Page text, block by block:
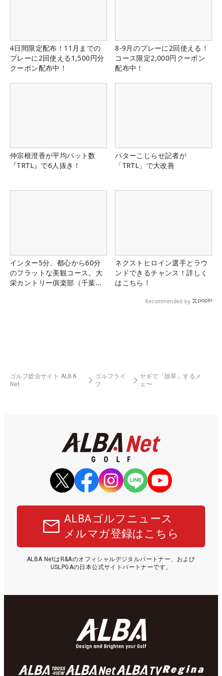
4日間限定配布！11月までの
プレーに2回使える1,500円分
クーポン配布中！
8-9月のプレーに2回使える！
コース限定2,000円クーポン
配布中！
仲宗根澄香が平均パット数
『TRTL』で6人抜き！
パターこじらせ記者が
「TRTL」で大改善
インター5分、都心から60分
のフラットな美観コース。大
栄カントリー俱楽部（千葉
ネクストヒロイン選手とラウ
ンドできるチャンス！詳しく
はこちら！
Recommended by
ゴルフ総合サイト ALBA
Net
ゴルフライ
フ
ヤギで「除草」するメ
ェ〜
ALBAゴルフニュース
メルマガ登録はこちら
ALBA NetはR&Aのオフィシャルデジタルパートナー、および
USLPGAの日本公式サイトパートナーです。